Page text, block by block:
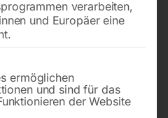
HBS 640 Vario
verarbeiten,
und Europäer eine
Gruppen, für die eine
ermöglichen
und sind für das
der Website